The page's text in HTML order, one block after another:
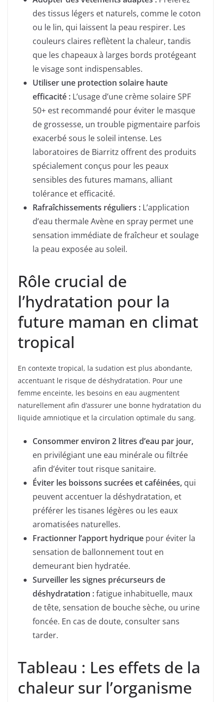
des tissus légers et naturels, comme le coton
ou le lin, qui laissent la peau respirer. Les
couleurs claires reflètent la chaleur, tandis
que les chapeaux à larges bords protégeant
le visage sont indispensables.
Utiliser une protection solaire haute
efficacité : L’usage d’une crème solaire SPF
50+ est recommandé pour éviter le masque
de grossesse, un trouble pigmentaire parfois
exacerbé sous le soleil intense. Les
laboratoires de Biarritz offrent des produits
spécialement conçus pour les peaux
sensibles des futures mamans, alliant
tolérance et efficacité.
Rafraîchissements réguliers : L’application
d’eau thermale Avène en spray permet une
sensation immédiate de fraîcheur et soulage
la peau exposée au soleil.
Rôle crucial de
l’hydratation pour la
future maman en climat
tropical
En contexte tropical, la sudation est plus abondante,
accentuant le risque de déshydratation. Pour une
femme enceinte, les besoins en eau augmentent
naturellement afin d’assurer une bonne hydratation du
liquide amniotique et la circulation optimale du sang.
Consommer environ 2 litres d’eau par jour,
en privilégiant une eau minérale ou filtrée
afin d’éviter tout risque sanitaire.
Éviter les boissons sucrées et caféinées, qui
peuvent accentuer la déshydratation, et
préférer les tisanes légères ou les eaux
aromatisées naturelles.
Fractionner l’apport hydrique pour éviter la
sensation de ballonnement tout en
demeurant bien hydratée.
Surveiller les signes précurseurs de
déshydratation :fatigue inhabituelle, maux
de tête, sensation de bouche sèche, ou urine
foncée. En cas de doute, consulter sans
tarder.
Tableau : Les effets de la
chaleur sur l’organisme